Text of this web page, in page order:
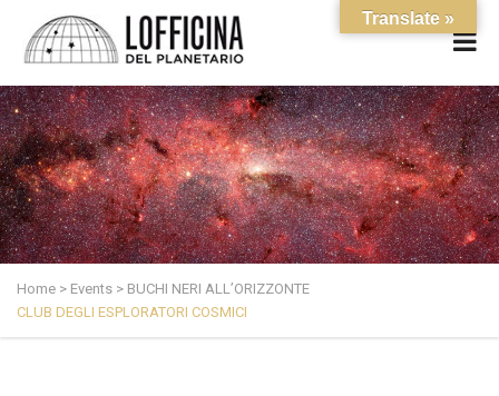
Home > Events > BUCHI NERI ALL’ORIZZONTE
CLUB DEGLI ESPLORATORI COSMICI
Translate »